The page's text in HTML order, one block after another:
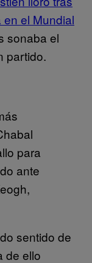
el Mundial
sonaba el
partido.
para
ante
sentido de
de ello